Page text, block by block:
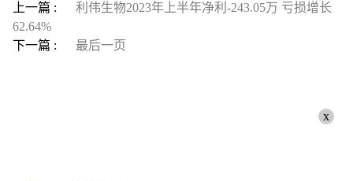
上一篇 :
利伟生物2023年上半年净利-243.05万 亏损增长
62.64%
下一篇 :
最后一页
x